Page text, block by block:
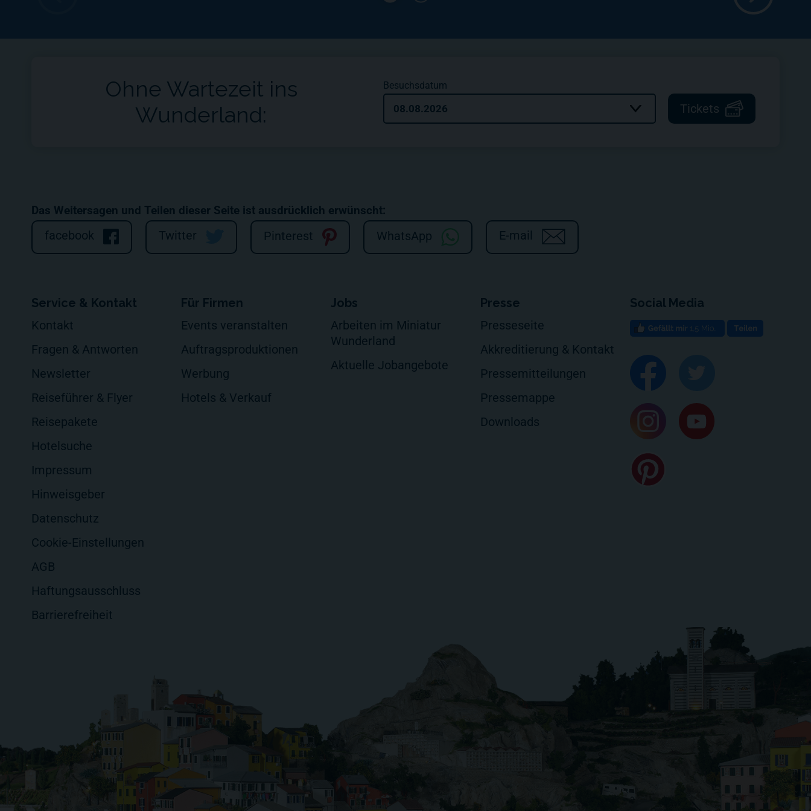
Ohne Wartezeit ins
Wunderland:
Besuchsdatum
08.08.2026 Tickets
Das Weitersagen und Teilen dieser Seite ist ausdrücklich erwünscht:
facebook Twitter Pinterest WhatsApp E-mail
Service & Kontakt
Kontakt
Fragen & Antworten
Newsletter
Reiseführer & Flyer
Reisepakete
Hotelsuche
Impressum
Hinweisgeber
Datenschutz
Cookie-Einstellungen
AGB
Haftungsausschluss
Barrierefreiheit
Für Firmen
Events veranstalten
Auftragsproduktionen
Werbung
Hotels & Verkauf
Jobs
Arbeiten im Miniatur
Wunderland
Aktuelle Jobangebote
Presse
Presseseite
Akkreditierung & Kontakt
Pressemitteilungen
Pressemappe
Downloads
Social Media